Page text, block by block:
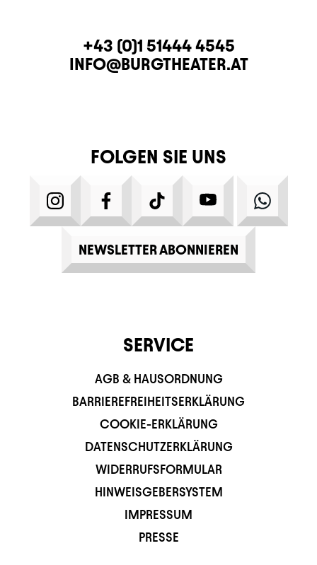
KONTAKTTELEFON
+43 (0)1 51444 4545
E-MAIL
INFO@BURGTHEATER.AT
FOLGEN SIE UNS
INSTAGRAMFACEBOOKTIKTOK YOUTUBE
NEWSLETTER ABONNIEREN
SERVICE
AGB & HAUSORDNUNG
BARRIEREFREIHEITSERKLÄRUNG
COOKIE-ERKLÄRUNG
DATENSCHUTZERKLÄRUNG
WIDERRUFSFORMULAR
HINWEISGEBERSYSTEM
IMPRESSUM
PRESSE